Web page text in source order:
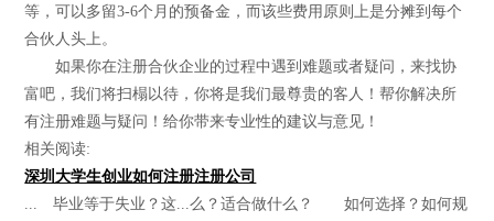
等，可以多留3-6个月的预备金，而该些费用原则上是分摊到每个
合伙人头上。
如果你在注册合伙企业的过程中遇到难题或者疑问，来找协
富吧，我们将扫榻以待，你将是我们最尊贵的客人！帮你解决所
有注册难题与疑问！给你带来专业性的建议与意见！
相关阅读:
深圳大学生创业如何注册注册公司
... 毕业等于失业？这...么？适合做什么？ 如何选择？如何规